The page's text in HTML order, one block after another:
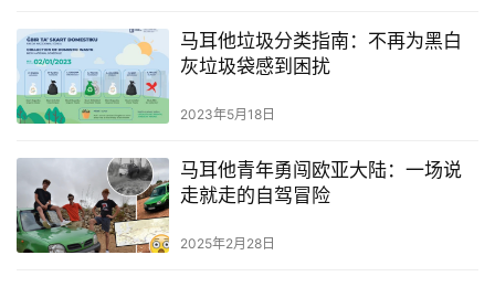
马耳他垃圾分类指南：不再为黑白
灰垃圾袋感到困扰
2023年5月18日
马耳他青年勇闯欧亚大陆：一场说
走就走的自驾冒险
2025年2月28日